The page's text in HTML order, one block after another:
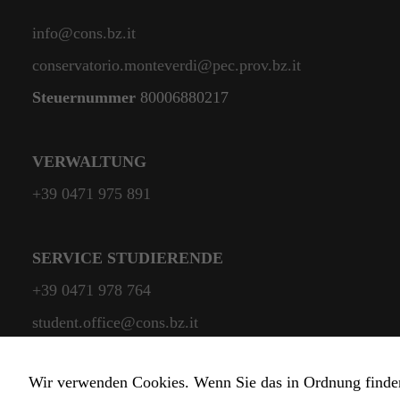
info@cons.bz.it
conservatorio.monteverdi@pec.prov.bz.it
Steuernummer 80006880217
VERWALTUNG
+39 0471 975 891
SERVICE STUDIERENDE
+39 0471 978 764
student.office@cons.bz.it
Wir verwenden Cookies. Wenn Sie das in Ordnung